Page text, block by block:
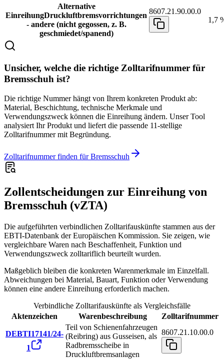
Alternative
EinreihungDruckluftbremsvorrichtungen
- andere (nicht gegossen, z. B.
geschmiedet/spanend)
8607.21.90.00.0
1,7
Unsicher, welche die richtige Zolltarifnummer für
Bremsschuh ist?
Die richtige Nummer hängt von Ihrem konkreten Produkt ab:
Material, Beschichtung, technische Merkmale und
Verwendungszweck können die Einreihung ändern. Unser Tool
analysiert Ihr Produkt und liefert die passende 11-stellige
Zolltarifnummer mit Begründung.
Zolltarifnummer finden für Bremsschuh
Zollentscheidungen zur Einreihung von
Bremsschuh (vZTA)
Die aufgeführten verbindlichen Zolltarifauskünfte stammen aus der
EBTI-Datenbank der Europäischen Kommission. Sie zeigen, wie
vergleichbare Waren nach Beschaffenheit, Funktion und
Verwendungszweck zolltariflich beurteilt wurden.
Maßgeblich bleiben die konkreten Warenmerkmale im Einzelfall.
Abweichungen bei Material, Bauart, Funktion oder Verwendung
können eine andere Einreihung erforderlich machen.
Verbindliche Zolltarifauskünfte als Vergleichsfälle
Aktenzeichen
Warenbeschreibung Zolltarifnummer
DEBTI17141/24-
1
Teil von Schienenfahrzeugen
(Reibring) aus Gusseisen, als
Radbremsscheibe in
Druckluftbremsanlagen
8607.21.10.00.0